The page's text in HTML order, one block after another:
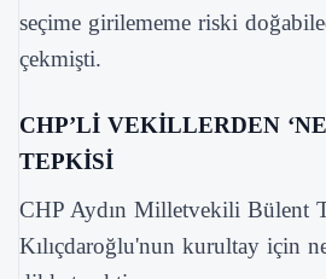
seçime girilememe riski
çekmişti.
CHP’Lİ VEKİLLERDEN
TEPKİSİ
CHP Aydın Milletvekili Bülent
Kılıçdaroğlu'nun kurultay için